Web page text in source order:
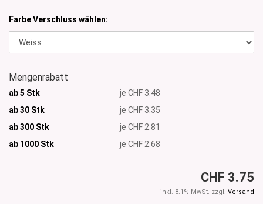
Farbe Verschluss wählen:
Mengenrabatt
ab 5 Stk
je CHF 3.48
ab 30 Stk
je CHF 3.35
ab 300 Stk
je CHF 2.81
ab 1000 Stk je CHF 2.68
CHF 3.75
inkl. 8.1% MwSt. zzgl. Versand